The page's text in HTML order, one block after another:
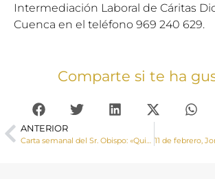
Intermediación Laboral de Cáritas
Cuenca en el teléfono 969 240 629.
Comparte si te ha
ANTERIOR
Carta semanal del Sr. Obispo: «Quien no ama, no puede llegar a conocerse ni desarrollarse o alcanzar su plenitud como ser humano»